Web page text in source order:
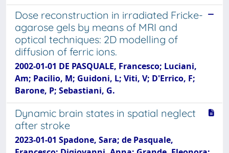
Dose reconstruction in irradiated Fricke-
agarose gels by means of MRI and
optical techniques: 2D modelling of
diffusion of ferric ions.
2002-01-01 DE PASQUALE, Francesco; Luciani,
Am; Pacilio, M; Guidoni, L; Viti, V; D'Errico, F;
Barone, P; Sebastiani, G.
Dynamic brain states in spatial neglect
after stroke
2023-01-01 Spadone, Sara; de Pasquale,